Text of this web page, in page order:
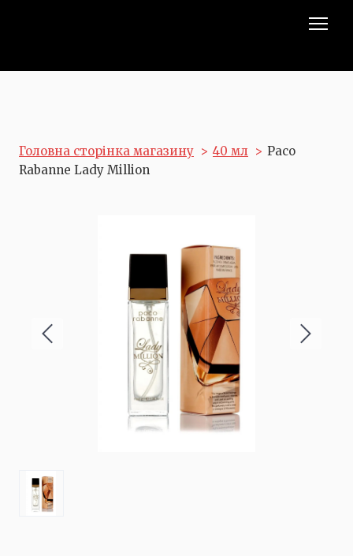
Головна сторінка магазину 40 мл
Paco
Rabanne Lady Million